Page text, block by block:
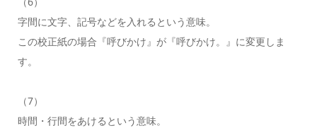
字間に文字、記号などを入れるという意味。
この校正紙の場合『呼びかけ』が『呼びかけ。』に変更しま
す。
（7）
時間・行間をあけるという意味。